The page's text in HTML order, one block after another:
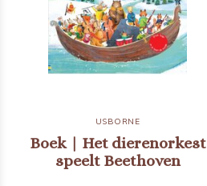
USBORNE
Boek | Het dierenorkest
speelt Beethoven